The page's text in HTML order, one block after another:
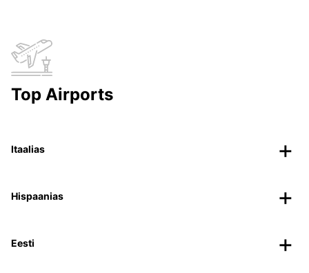
Top Airports
Itaalias
Hispaanias
Eesti